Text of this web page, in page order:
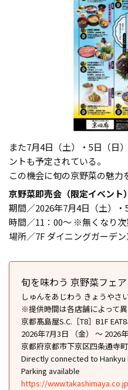
また7月4日（土）・5日（日
ントも予定されている。
この機会に旬の京野菜の魅力
京野菜即売会（限定イベント）
期間／2026年7月4日（土）・
時間／11：00〜 ※無くなり次
場所／7F ダイニングガーデン
旬を味わう 京野菜フェア
しゅんをあじわう きょうやさ
※提供時間は各店舗によって
京都髙島屋S.C.［T8］B1F
2026年7月3日 （金） ～ 2026
京都府京都市下京区四条通寺
Directly connected to
Parking available
https://